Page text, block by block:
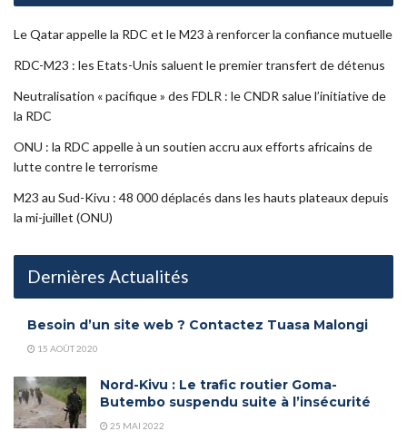
Le Qatar appelle la RDC et le M23 à renforcer la confiance mutuelle
RDC-M23 : les Etats-Unis saluent le premier transfert de détenus
Neutralisation « pacifique » des FDLR : le CNDR salue l’initiative de
la RDC
ONU : la RDC appelle à un soutien accru aux efforts africains de
lutte contre le terrorisme
M23 au Sud-Kivu : 48 000 déplacés dans les hauts plateaux depuis
la mi-juillet (ONU)
Dernières Actualités
Besoin d’un site web ? Contactez Tuasa Malongi
15 AOÛT 2020
Nord-Kivu : Le trafic routier Goma-
Butembo suspendu suite à l’insécurité
25 MAI 2022